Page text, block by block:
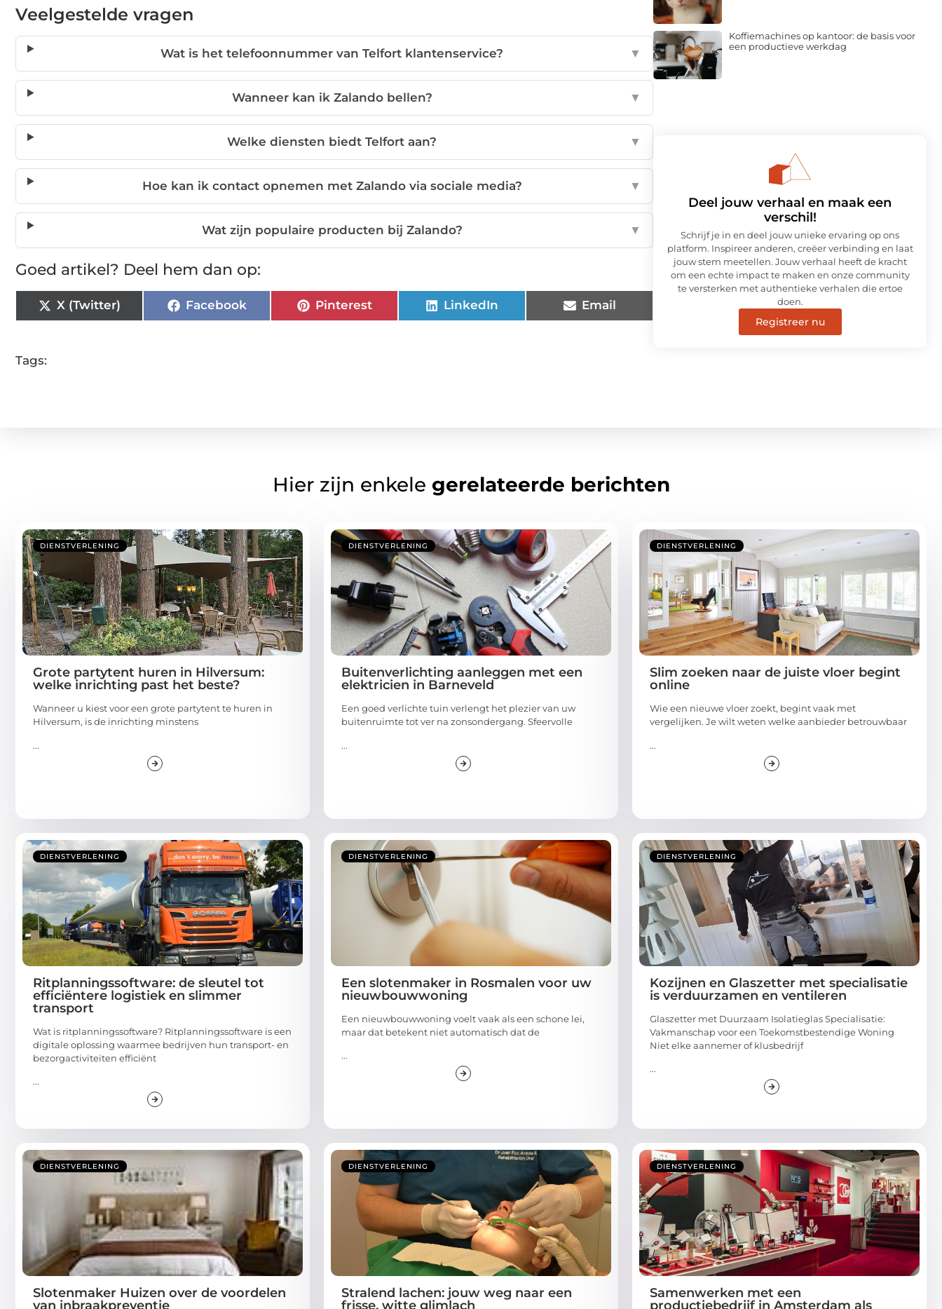
Veelgestelde vragen
Wat is het telefoonnummer van Telfort klantenservice? ▼
Wanneer kan ik Zalando bellen? ▼
Welke diensten biedt Telfort aan? ▼
Hoe kan ik contact opnemen met Zalando via sociale media? ▼
Wat zijn populaire producten bij Zalando? ▼
Goed artikel? Deel hem dan op:
X (Twitter) Facebook Pinterest LinkedIn Email
Tags:
Koffiemachines op kantoor: de basis voor
een productieve werkdag
Deel jouw verhaal en maak een
verschil!
Schrijf je in en deel jouw unieke ervaring op ons
platform. Inspireer anderen, creëer verbinding en laat
jouw stem meetellen. Jouw verhaal heeft de kracht
om een echte impact te maken en onze community
te versterken met authentieke verhalen die ertoe
doen.
Registreer nu
Hier zijn enkele gerelateerde berichten
DIENSTVERLENING
Grote partytent huren in Hilversum:
welke inrichting past het beste?
Wanneer u kiest voor een grote partytent te huren in
Hilversum, is de inrichting minstens
...
DIENSTVERLENING
Buitenverlichting aanleggen met een
elektricien in Barneveld
Een goed verlichte tuin verlengt het plezier van uw
buitenruimte tot ver na zonsondergang. Sfeervolle
...
DIENSTVERLENING
Slim zoeken naar de juiste vloer begint
online
Wie een nieuwe vloer zoekt, begint vaak met
vergelijken. Je wilt weten welke aanbieder betrouwbaar
...
DIENSTVERLENING
Ritplanningssoftware: de sleutel tot
efficiëntere logistiek en slimmer
transport
Wat is ritplanningssoftware? Ritplanningssoftware is een
digitale oplossing waarmee bedrijven hun transport- en
bezorgactiviteiten efficiënt
...
DIENSTVERLENING
Een slotenmaker in Rosmalen voor uw
nieuwbouwwoning
Een nieuwbouwwoning voelt vaak als een schone lei,
maar dat betekent niet automatisch dat de
...
DIENSTVERLENING
Kozijnen en Glaszetter met specialisatie
is verduurzamen en ventileren
Glaszetter met Duurzaam Isolatieglas Specialisatie:
Vakmanschap voor een Toekomstbestendige Woning
Niet elke aannemer of klusbedrijf
...
DIENSTVERLENING
Slotenmaker Huizen over de voordelen
van inbraakpreventie
DIENSTVERLENING
Stralend lachen: jouw weg naar een
frisse, witte glimlach
DIENSTVERLENING
Samenwerken met een
productiebedrijf in Amsterdam als